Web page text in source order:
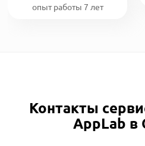
опыт работы 7 лет
Контакты
AppLab в